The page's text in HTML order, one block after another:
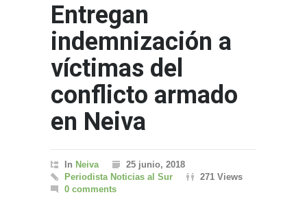
Entregan
indemnización a
víctimas del
conflicto armado
en Neiva
In Neiva
25 junio, 2018
Periodista Noticias al Sur
271 Views
0 comments